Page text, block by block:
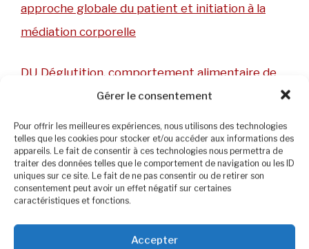
Gérer le consentement
Pour offrir les meilleures expériences, nous utilisons des technologies
telles que les cookies pour stocker et/ou accéder aux informations des
appareils. Le fait de consentir à ces technologies nous permettra de
traiter des données telles que le comportement de navigation ou les ID
uniques sur ce site. Le fait de ne pas consentir ou de retirer son
consentement peut avoir un effet négatif sur certaines
caractéristiques et fonctions.
Accepter
approche globale du patient et initiation à la
médiation corporelle
DU Déglutition, comportement alimentaire de
l’enfant et leurs troubles
DU Formation à la recherche clinique
DU Infertilité masculine